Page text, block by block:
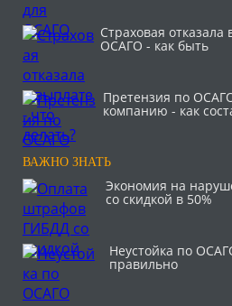
Страховая
ОСАГО - как быть
Претензия по
компанию - как
ВАЖНО ЗНАТЬ
Экономия на
со скидкой в 50%
Неустойка по
правильно